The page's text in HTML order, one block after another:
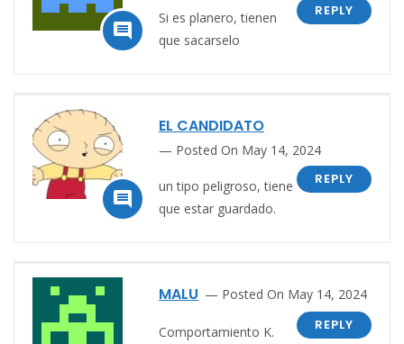

REPLY
Si es planero, tienen
que sacarselo

EL CANDIDATO
Posted On May 14, 2024
REPLY
un tipo peligroso, tiene
que estar guardado.
MALU
Posted On May 14, 2024
REPLY
Comportamiento K.